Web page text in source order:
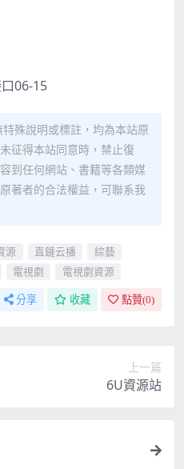
06-15
殊說明或標註，均為本站原
征得本站同意時，禁止復
到任何網站、書籍等各類媒
著者的合法權益，可聯系我
源 直鏈云播
綜藝
電視劇 電視劇資源
分享 收藏 點贊(0)
上一篇
6U資源站